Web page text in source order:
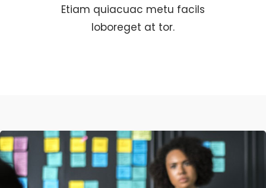
Etiam quiacuac metu facils
loboreget at tor.